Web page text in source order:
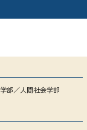
部／人間社会学部